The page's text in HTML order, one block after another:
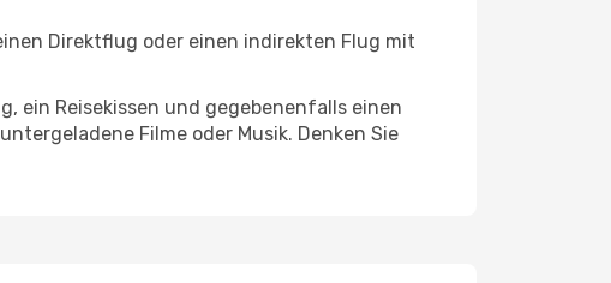
Direktflug oder einen indirekten Flug mit
ein Reisekissen und gegebenenfalls einen
Filme oder Musik. Denken Sie